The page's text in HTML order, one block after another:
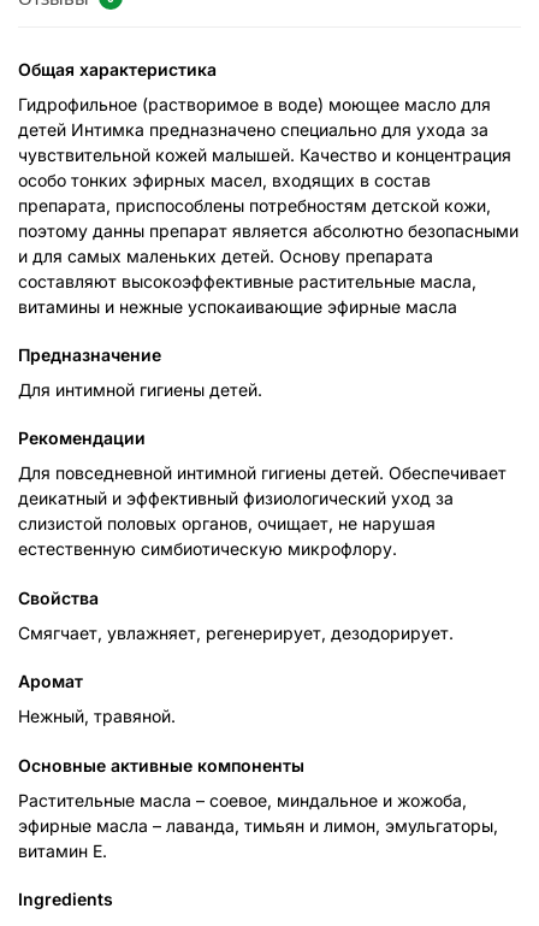
Общая характеристика
Гидрофильное (растворимое в воде) моющее масло для
детей Интимка предназначено специально для ухода за
чувствительной кожей малышей. Качество и концентрация
особо тонких эфирных масел, входящих в состав
препарата, приспособлены потребностям детской кожи,
поэтому данны препарат является абсолютно безопасными
и для самых маленьких детей. Основу препарата
составляют высокоэффективные растительные масла,
витамины и нежные успокаивающие эфирные масла
Предназначение
Для интимной гигиены детей.
Рекомендации
Для повседневной интимной гигиены детей. Обеспечивает
деикатный и эффективный физиологический уход за
слизистой половых органов, очищает, не нарушая
естественную симбиотическую микрофлору.
Свойства
Смягчает, увлажняет, регенерирует, дезодорирует.
Аромат
Нежный, травяной.
Основные активные компоненты
Растительные масла – соевое, миндальное и жожоба,
эфирные масла – лаванда, тимьян и лимон, эмульгаторы,
витамин Е.
Ingredients